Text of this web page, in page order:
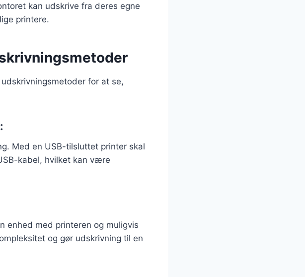
kan udskrive fra deres egne
printere.
for at se,
Med en USB-tilsluttet printer skal
kabel, hvilket kan være
enhed med printeren og muligvis
og gør udskrivning til en